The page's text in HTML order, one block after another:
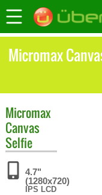
Micromax
Micromax
Canvas
Selfie
4.7"
(1280x720)
IPS LCD